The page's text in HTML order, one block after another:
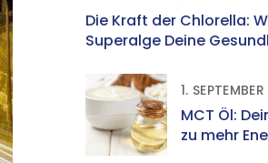
Die Kraft der Chlorella:
Superalge Deine
MCT Öl:
zu mehr
1.